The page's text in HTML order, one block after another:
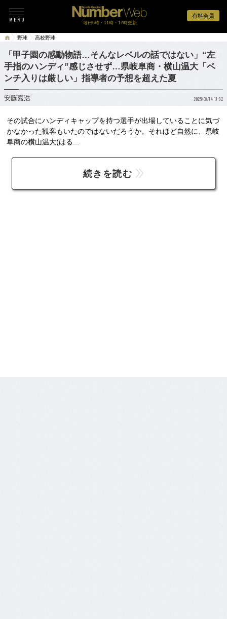
有料会員
毎日6時・11時・17時更新
野球 高校野球
「甲子園の感動物語…そんなレベルの話ではない」“左
手指のハンディ”感じさせず…県岐阜商・横山温大「ベ
ンチ入りは厳しい」指導者の予想を超えた夏
安藤嘉浩 2025/08/14 11:02
その試合にハンディキャップを持つ選手が出場していることに気づ
かなかった観客もいたのではないだろうか。それほど自然に、県岐
阜商の横山温大(はる...
続きを読む